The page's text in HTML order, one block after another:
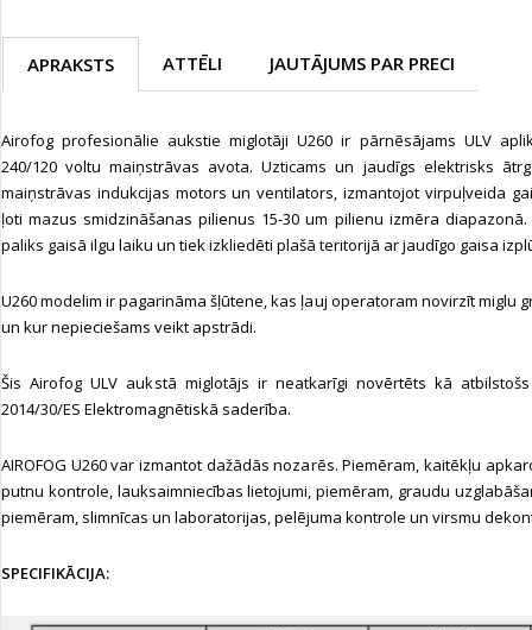
APRAKSTS ATTĒLI JAUTĀJUMS PAR PRECI
Airofog profesionālie aukstie miglotāji U260 ir pārnēsājams ULV
240/120 voltu maiņstrāvas avota. Uzticams un jaudīgs elektrisks
maiņstrāvas indukcijas motors un ventilators, izmantojot virpuļveida
ļoti mazus smidzināšanas pilienus 15-30 um pilienu izmēra
paliks gaisā ilgu laiku un tiek izkliedēti plašā teritorijā ar jaudīgo gaisa
U260 modelim ir pagarināma šļūtene, kas ļauj operatoram novirzīt miglu
un kur nepieciešams veikt apstrādi.
Šis Airofog ULV aukstā miglotājs ir neatkarīgi novērtēts kā
2014/30/ES Elektromagnētiskā saderība.
AIROFOG U260 var izmantot dažādās nozarēs. Piemēram, kaitēkļu
putnu kontrole, lauksaimniecības lietojumi, piemēram, graudu
piemēram, slimnīcas un laboratorijas, pelējuma kontrole un virsmu
SPECIFIKĀCIJA: